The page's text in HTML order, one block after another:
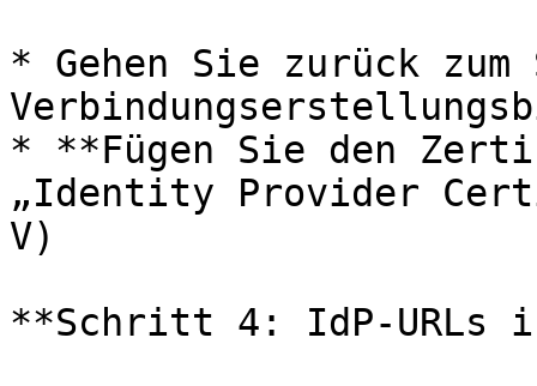
* Gehen Sie zurück zum
* **Fügen Sie den
„Identity Provider
V)
**Schritt 4: IdP-URLs